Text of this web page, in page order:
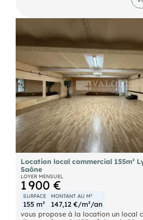
quais de Saône, sur un axe
transports en commun.
Location local commercial 155m²
Saône
LOYER MENSUEL
1 900 €
SURFACE
155 m²
MONTANT AU M²
147,12 €/m²/an
vous propose à la location un local